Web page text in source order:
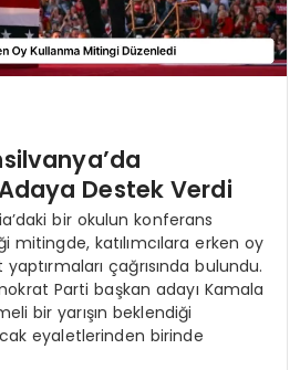
Destek Verdi
bir okulun konferans
mitingde, katılımcılara erken oy
çağrısında bulundu.
Parti başkan adayı Kamala
bir yarışın beklendiği
eyaletlerinden birinde